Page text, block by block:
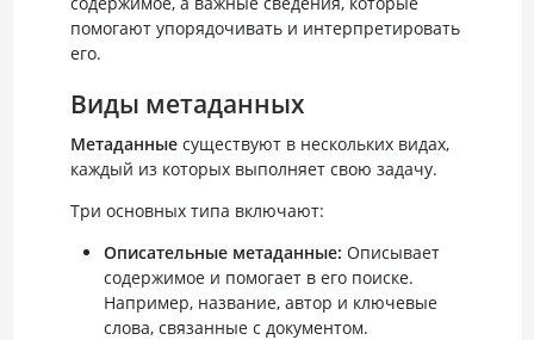
помогают упорядочивать и интерпретировать
его.
Виды метаданных
Метаданныесуществуют в нескольких видах,
каждый из которых выполняет свою задачу.
Три основных типа включают:
Описательные метаданные: Описывает
содержимое и помогает в его поиске.
Например, название, автор и ключевые
слова, связанные с документом.